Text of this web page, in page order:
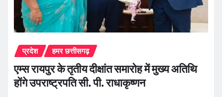
प्रदेश हमर छत्तीसगढ़
एम्स रायपुर के तृतीय दीक्षांत समारोह में मुख्य अतिथि
होंगे उपराष्ट्रपति सी. पी. राधाकृष्णन